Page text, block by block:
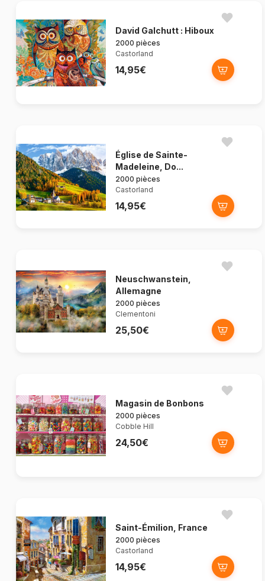
David Galchutt : Hiboux
2000 pièces
Castorland
14,95€
Église de Sainte-
Madeleine, Do...
2000 pièces
Castorland
14,95€
Neuschwanstein,
Allemagne
2000 pièces
Clementoni
25,50€
Magasin de Bonbons
2000 pièces
Cobble Hill
24,50€
Saint-Émilion, France
2000 pièces
Castorland
14,95€